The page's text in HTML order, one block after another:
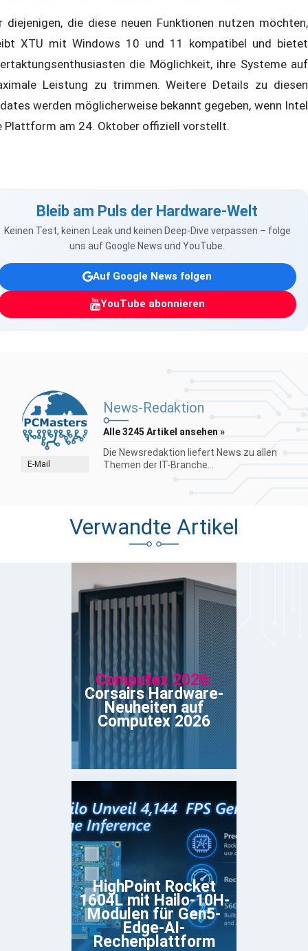
diejenigen, die diese neuen Funktionen nutzen möchten,
XTU mit Windows 10 und 11 kompatibel und bietet
die Möglichkeit, ihre Systeme auf
Leistung zu trimmen. Weitere Details zu diesen
werden möglicherweise bekannt gegeben, wenn Intel
Plattform am 24. Oktober offiziell vorstellt.
Bleib am Puls der Hardware-Welt
Keinen Test, keinen Leak und keinen Deep-Dive verpassen – folge
uns auf Google News und YouTube.
Auf Google News folgen
YouTube abonnieren
E-Mail
News-Redaktion
Alle 3245 Artikel ansehen »
Die Newsredaktion liefert News zu allen
Themen der IT-Branche...
Verwandte Artikel
Computex 2026:
Corsairs Hardware-
Neuheiten auf
Computex 2026
HighPoint Rocket
1604L mit Hailo-10H-
Modulen für Gen5-
Edge-AI-
Rechenplattform